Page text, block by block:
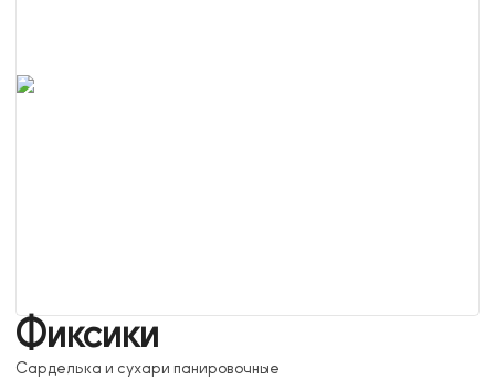
Фиксики
Сарделька и сухари панировочные